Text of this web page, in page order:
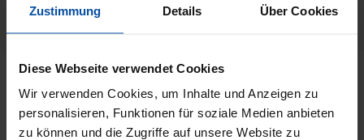
Zustimmung Details Über Cookies
Diese Webseite verwendet Cookies
Wir verwenden Cookies, um Inhalte und Anzeigen zu
personalisieren, Funktionen für soziale Medien anbieten
zu können und die Zugriffe auf unsere Website zu
Herstellernummer:
Feather Ersatzklingen Regular - 10 Stück Feather “Regular
Type EX” Ersatzklinge. 10 Stück. Jetzt noch schärfer und